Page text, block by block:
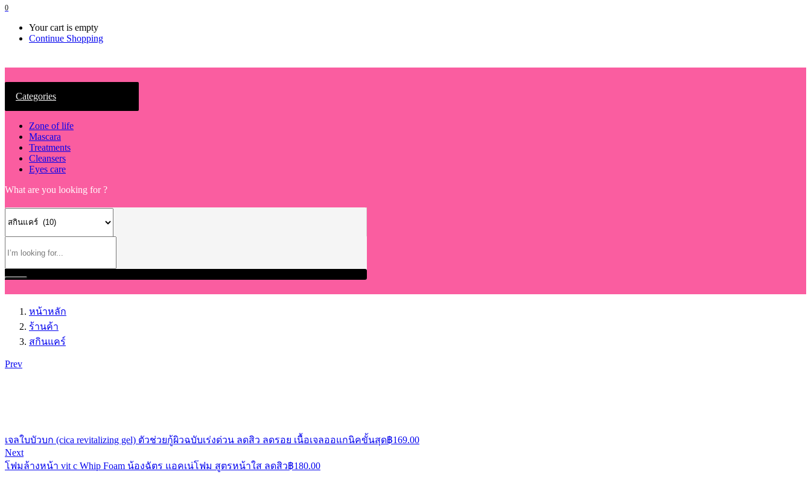
0
Your cart is empty
Continue Shopping
Categories
Zone of life
Mascara
Treatments
Cleansers
Eyes care
What are you looking for ?
หน้าหลัก
ร้านค้า
สกินแคร์
Prev
เจลใบบัวบก (cica revitalizing gel) ตัวช่วยกู้ผิวฉบับเร่งด่วน ลดสิว ลดรอย เนื้อเจลออแกนิคขั้นสุด฿169.00
Next
โฟมล้างหน้า vit c Whip Foam น้องฉัตร แอคเน่โฟม สูตรหน้าใส ลดสิว฿180.00